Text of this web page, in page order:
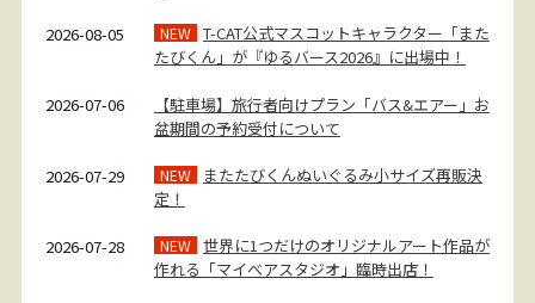
2026-08-05 NEW T-CAT公式マスコットキャラクター「また
たびくん」が『ゆるバース2026』に出場中！
2026-07-06
【駐車場】旅行者向けプラン「バス&エアー」お
盆期間の予約受付について
2026-07-29 NEW
またたびくんぬいぐるみ小サイズ再販決
定！
2026-07-28 NEW 世界に1つだけのオリジナルアート作品が
作れる「マイベアスタジオ」臨時出店！